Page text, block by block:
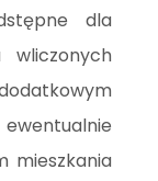
dla
wliczonych
mieszkania